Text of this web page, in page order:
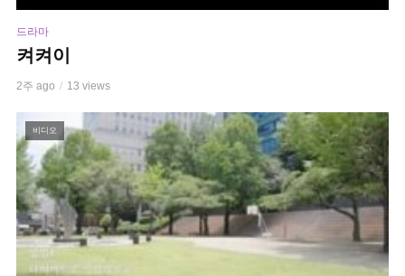
드라마
켜켜이
2주 ago 13 views
비디오